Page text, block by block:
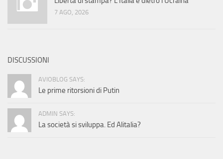
7 AGO, 2026
DISCUSSIONI
AVIOBLOG SAYS:
Le prime ritorsioni di Putin
ADMIN SAYS:
La società si sviluppa. Ed Alitalia?